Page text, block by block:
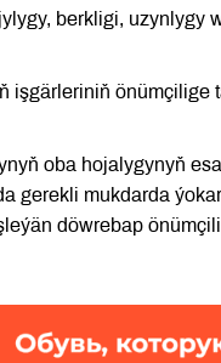
berkligi,
işgärleriniň
oba hojalygynyň
gerekli mukdarda
döwrebap